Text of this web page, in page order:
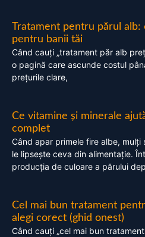
Tratament pentru părul alb:
pentru banii tăi
Când cauți „tratament păr alb
o pagină care ascunde costul
prețurile clare,
Ce vitamine și minerale
complet
Când apar primele fire albe, mulți
le lipsește ceva din alimentație.
producția de culoare a părului
Cel mai bun tratament
alegi corect (ghid onest)
Când cauți „cel mai bun